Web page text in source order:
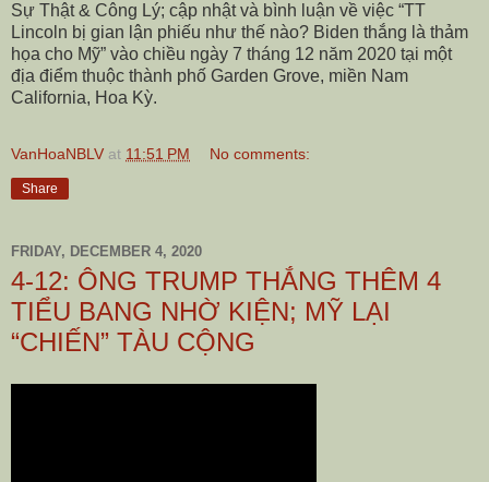
Sự Thật & Công Lý; cập nhật và bình luận về việc “TT
Lincoln bị gian lận phiếu như thế nào? Biden thắng là thảm
họa cho Mỹ” vào chiều ngày 7 tháng 12 năm 2020 tại một
địa điểm thuộc thành phố Garden Grove, miền Nam
California, Hoa Kỳ.
VanHoaNBLV at 11:51 PM No comments:
Share
FRIDAY, DECEMBER 4, 2020
4-12: ÔNG TRUMP THẮNG THÊM 4
TIỂU BANG NHỜ KIỆN; MỸ LẠI
“CHIẾN” TÀU CỘNG